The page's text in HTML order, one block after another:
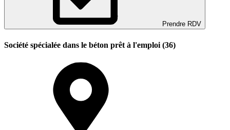
Prendre RDV
Société spécialée dans le béton prêt à l'emploi (36)